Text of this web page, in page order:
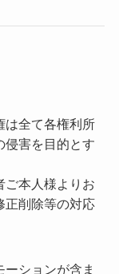
は全て各権利所
侵害を目的とす
ご本人様よりお
正削除等の対応
ションが含ま